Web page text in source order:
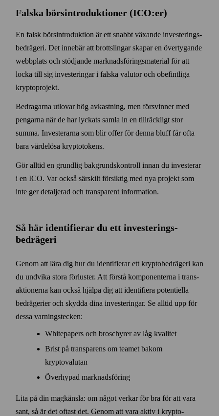
Falska börs­introduktioner (ICO:er)
En falsk börs­introduktion är ett snabbt växande investerings­
bedrägeri. Det innebär att brottslingar skapar en över­tygande
webb­plats och stödjande marknads­förings­material för att
locka till sig investeringar i falska valutor och obefintliga
krypto­projekt.
Bedragarna utlovar hög avkastning, men försvinner med
pengarna när de har lyckats samla in en till­räckligt stor
summa. Investerarna som blir offer för denna bluff får ofta
bara värde­lösa krypto­tokens.
Gör alltid en grundlig bakgrunds­kontroll innan du investerar
i en ICO. Var också särskilt försiktig med nya projekt som
inte ger detaljerad och transparent information.
Så här identifierar du ett investerings­
bedrägeri
Genom att lära dig hur du identifierar ett krypto­bedrägeri kan
du undvika stora förluster. Att förstå komponenterna i trans­
aktionerna kan också hjälpa dig att identifiera potentiella
bedrägerier och skydda dina investeringar. Se alltid upp för
dessa varnings­tecken:
Whitepapers och broschyrer av låg kvalitet
Brist på transparens om teamet bakom
kryptovalutan
Överhypad marknadsföring
Lita på din magkänsla: om något verkar för bra för att vara
sant, så är det oftast det. Genom att vara aktiv i krypto­